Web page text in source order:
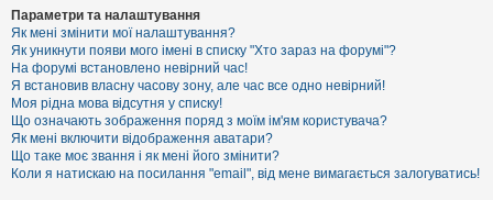
м
и
б
е
з
в
і
д
п
о
в
і
Параметри та налаштування
Як мені змінити мої налаштування?
Як уникнути появи мого імені в списку "Хто зараз на форумі"?
На форумі встановлено невірний час!
Я встановив власну часову зону, але час все одно невірний!
Моя рідна мова відсутня у списку!
Що означають зображення поряд з моїм ім'ям користувача?
Як мені включити відображення аватари?
Що таке моє звання і як мені його змінити?
Коли я натискаю на посилання "email", від мене вимагається залогуватись!